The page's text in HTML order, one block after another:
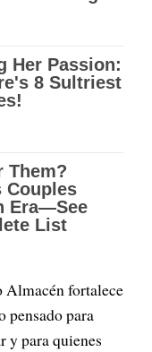
Almacén fortalece
pensado para
y para quienes